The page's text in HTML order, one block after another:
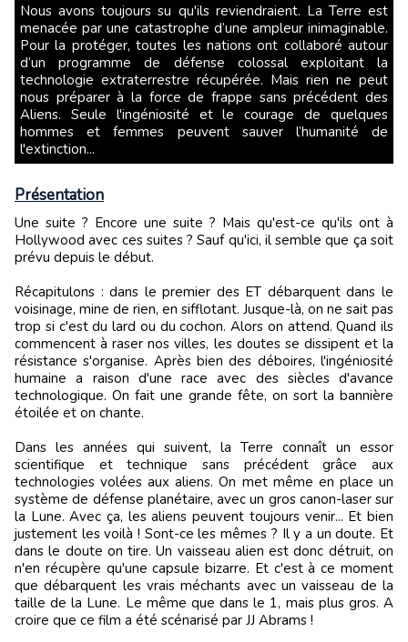
Nous avons toujours su qu'ils reviendraient. La Terre est
menacée par une catastrophe d’une ampleur inimaginable.
Pour la protéger, toutes les nations ont collaboré autour
d’un programme de défense colossal exploitant la
technologie extraterrestre récupérée. Mais rien ne peut
nous préparer à la force de frappe sans précédent des
Aliens. Seule l'ingéniosité et le courage de quelques
hommes et femmes peuvent sauver l’humanité de
l'extinction...
Présentation
Une suite ? Encore une suite ? Mais qu'est-ce qu'ils ont à
Hollywood avec ces suites ? Sauf qu'ici, il semble que ça soit
prévu depuis le début.
Récapitulons : dans le premier des ET débarquent dans le
voisinage, mine de rien, en sifflotant. Jusque-là, on ne sait pas
trop si c'est du lard ou du cochon. Alors on attend. Quand ils
commencent à raser nos villes, les doutes se dissipent et la
résistance s'organise. Après bien des déboires, l'ingéniosité
humaine a raison d'une race avec des siècles d'avance
technologique. On fait une grande fête, on sort la bannière
étoilée et on chante.
Dans les années qui suivent, la Terre connaît un essor
scientifique et technique sans précédent grâce aux
technologies volées aux aliens. On met même en place un
système de défense planétaire, avec un gros canon-laser sur
la Lune. Avec ça, les aliens peuvent toujours venir... Et bien
justement les voilà ! Sont-ce les mêmes ? Il y a un doute. Et
dans le doute on tire. Un vaisseau alien est donc détruit, on
n'en récupère qu'une capsule bizarre. Et c'est à ce moment
que débarquent les vrais méchants avec un vaisseau de la
taille de la Lune. Le même que dans le 1, mais plus gros. A
croire que ce film a été scénarisé par JJ Abrams !